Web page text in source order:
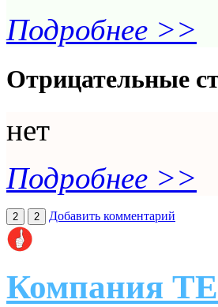
Подробнее >>
Отрицательные
нет
Подробнее >>
2 2 Добавить комментарий
Компания